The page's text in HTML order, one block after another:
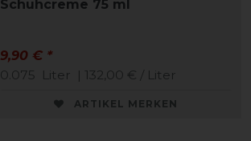
Schuhcreme 75 ml
9,90 € *
0.075 Liter | 132,00 € / Liter
ARTIKEL MERKEN